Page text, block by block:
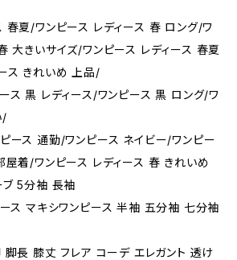
春夏/ワンピース レディース 春 ロング/ワ
大きいサイズ/ワンピース レディース 春夏
ス きれいめ 上品/
ス 黒 レディース/ワンピース 黒 ロング/ワ
/
ース 通勤/ワンピース ネイビー/ワンピー
着/ワンピース レディース 春 きれいめ
ブ 5分袖 長袖
ス マキシワンピース 半袖 五分袖 七分袖
脚長 膝丈 フレア コーデ エレガント 透け